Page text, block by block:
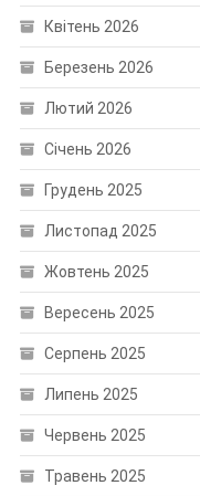
Квітень 2026
Березень 2026
Лютий 2026
Січень 2026
Грудень 2025
Листопад 2025
Жовтень 2025
Вересень 2025
Серпень 2025
Липень 2025
Червень 2025
Травень 2025